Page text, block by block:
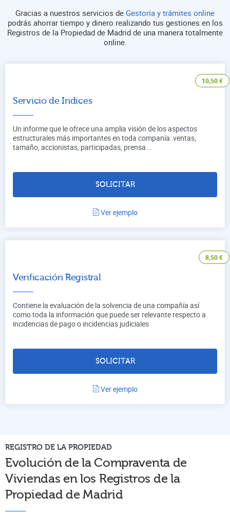
Gracias a nuestros servicios de Gestoría y trámites online
podrás ahorrar tiempo y dinero realizando tus gestiones en los
Registros de la Propiedad de Madrid de una manera totalmente
online.
10,50€
Servicio de Indices
Un informe que le ofrece una amplia visión de los aspectos
estructurales más importantes en toda companía: ventas,
tamaño, accionistas, participadas, prensa...
SOLICITAR
Ver ejemplo
8,50€
Verificación Registral
Contiene la evaluación de la solvencia de una compañía así
como toda la información que puede ser relevante respecto a
incidencias de pago o incidencias judiciales
SOLICITAR
Ver ejemplo
REGISTRO DE LA PROPIEDAD
Evolución de la Compraventa de
Viviendas en los Registros de la
Propiedad deMadrid